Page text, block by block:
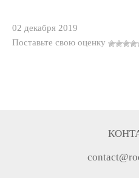
02 декабря 2019
Поставьте свою оценку